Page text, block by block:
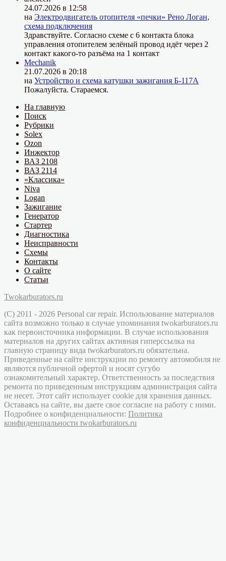
24.07.2026 в 12:58
на Электродвигатель отопителя «печки» Рено Логан,
схема подключения
Здравствуйте. Согласно схеме с 6 контакта блока
управления отопителем зелёный провод идёт через 2
контакт какого-то разъёма на 1 контакт
Mechanik
21.07.2026 в 20:18
на Устройство и схема катушки зажигания Б-117А
Пожалуйста. Стараемся.
На главную
Поиск
Рубрики
Solex
Ozon
Инжектор
ВАЗ 2108
ВАЗ 2114
«Классика»
Niva
Logan
Зажигание
Генератор
Стартер
Диагностика
Неисправности
Схемы
Контакты
О сайте
Статьи
Twokarburators.ru
(C) 2011 - 2026 Personal car repair. Использование материалов
сайта возможно только в случае упоминания twokarburators.ru
как первоисточника информации. В случае использования
материалов на других сайтах активная гиперссылка на
главную страницу вида twokarburators.ru обязательна.
Приведенные на сайте инструкции по ремонту автомобиля не
являются публичной офертой и носят сугубо
ознакомительный характер. Ответственность за последствия
ремонта по приведенным инструкциям администрация сайта
не несет. Этот сайт использует cookie для хранения данных.
Оставаясь на сайте, вы даете свое согласие на работу с ними.
Подробнее о конфиденциальности: Политика
конфиденциальности twokarburators.ru